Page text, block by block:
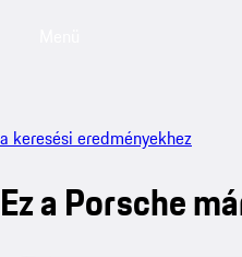
a keresési eredményekhez
Ez a Porsche